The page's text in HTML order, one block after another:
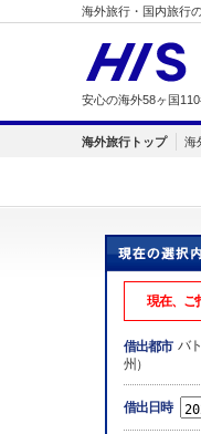
海外旅行・国内旅行
安心の海外58ヶ国
海外旅行トップ 海
現在、ご
借出都市 バ
州）
借出日時